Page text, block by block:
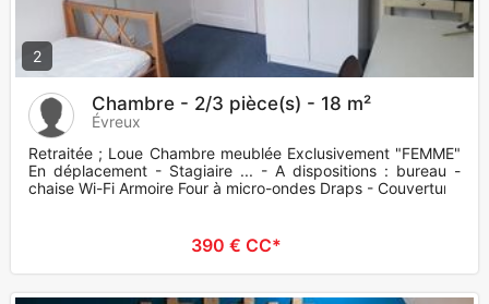
2
Chambre - 2/3 pièce(s) - 18 m²
Évreux
Retraitée ; Loue Chambre meublée Exclusivement "FEMME"
En déplacement - Stagiaire ... - A dispositions : bureau -
chaise Wi-Fi Armoire Four à micro-ondes Draps - Couvertur
390 € CC*